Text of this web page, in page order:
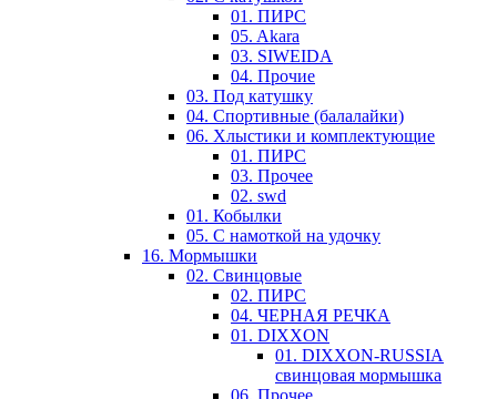
01. ПИРС
05. Akara
03. SIWEIDA
04. Прочие
03. Под катушку
04. Спортивные (балалайки)
06. Хлыстики и комплектующие
01. ПИРС
03. Прочее
02. swd
01. Кобылки
05. С намоткой на удочку
16. Мормышки
02. Свинцовые
02. ПИРС
04. ЧЕРНАЯ РЕЧКА
01. DIXXON
01. DIXXON-RUSSIA
свинцовая мормышка
06. Прочее